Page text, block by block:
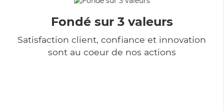
Fondé sur 3 valeurs
Satisfaction client, confiance et innovation
sont au coeur de nos actions